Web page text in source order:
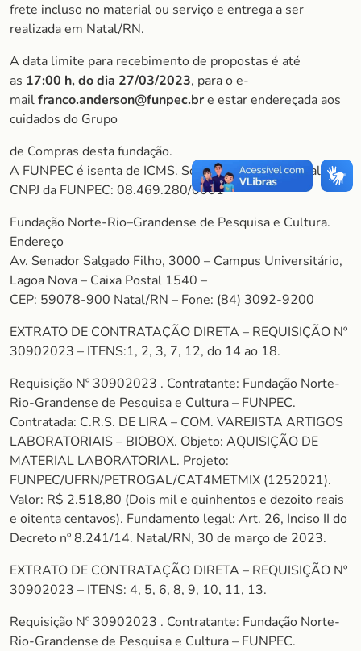
frete incluso no material ou serviço e entrega a ser
realizada em Natal/RN.
A data limite para recebimento de propostas é até
as 17:00 h, do dia 27/03/2023, para o e-
mailfranco.anderson@funpec.bre estar endereçada aos
cuidados do Grupo
de Compras desta fundação.
A FUNPEC é isenta de ICMS. Somos consumidor final.
CNPJ da FUNPEC: 08.469.280/0001-
Fundação Norte-Rio–Grandense de Pesquisa e Cultura.
Endereço
Av. Senador Salgado Filho, 3000 – Campus Universitário,
Lagoa Nova – Caixa Postal 1540 –
CEP: 59078-900 Natal/RN – Fone: (84) 3092-9200
EXTRATO DE CONTRATAÇÃO DIRETA – REQUISIÇÃO Nº
30902023 – ITENS:1, 2, 3, 7, 12, do 14 ao 18.
Requisição Nº 30902023 . Contratante: Fundação Norte-
Rio-Grandense de Pesquisa e Cultura – FUNPEC.
Contratada: C.R.S. DE LIRA – COM. VAREJISTA ARTIGOS
LABORATORIAIS – BIOBOX. Objeto: AQUISIÇÃO DE
MATERIAL LABORATORIAL. Projeto:
FUNPEC/UFRN/PETROGAL/CAT4METMIX (1252021).
Valor: R$ 2.518,80 (Dois mil e quinhentos e dezoito reais
e oitenta centavos). Fundamento legal: Art. 26, Inciso II do
Decreto nº 8.241/14. Natal/RN, 30 de março de 2023.
EXTRATO DE CONTRATAÇÃO DIRETA – REQUISIÇÃO Nº
30902023 – ITENS: 4, 5, 6, 8, 9, 10, 11, 13.
Requisição Nº 30902023 . Contratante: Fundação Norte-
Rio-Grandense de Pesquisa e Cultura – FUNPEC.